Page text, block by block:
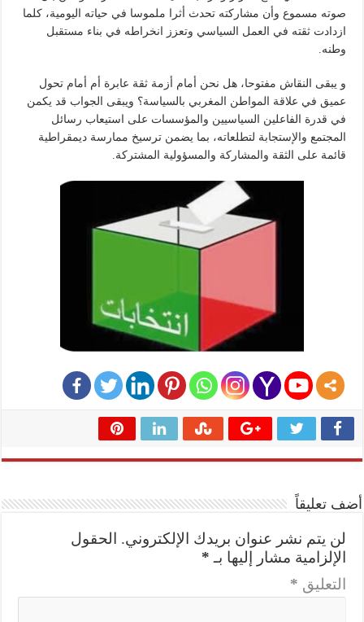
صوته مسموع وأن مشاركته تحدث أثرا ملموسا في حياته اليومية، كلما
ازدادت ثقته في العمل السياسي وتعزز انخراطه في بناء مستقبل
وطنه.
و يبقى النقاش مفتوحا، هل نحن أمام أزمة ثقة عابرة أم أمام تحول
عميق في علاقة المواطن المغربي بالسياسة؟ ويبقى الجواب قد يكمن
في قدرة الفاعلين السياسيين والمؤسسات على استيعاب رسائل
المجتمع والإستجابة لتطلعاته، بما يضمن ترسيخ ممارسة ديمقراطية
قائمة على الثقة والمشاركة والمسؤولية المشتركة.
أضف تعليقاً
لن يتم نشر عنوان بريدك الإلكتروني.
الحقول
الإلزامية مشار إليها بـ *
التعليق *